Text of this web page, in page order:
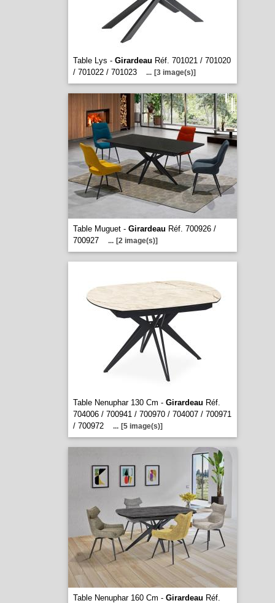
Table Lys - Girardeau Réf. 701021 / 701020
/ 701022 / 701023
... [3 image(s)]
Table Muguet - Girardeau Réf. 700926 /
700927
... [2 image(s)]
Table Nenuphar 130 Cm - Girardeau Réf.
704006 / 700941 / 700970 / 704007 / 700971
/ 700972
... [5 image(s)]
Table Nenuphar 160 Cm - Girardeau Réf.